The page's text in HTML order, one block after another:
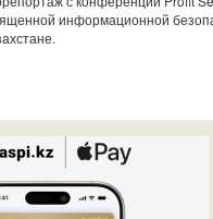
информационной